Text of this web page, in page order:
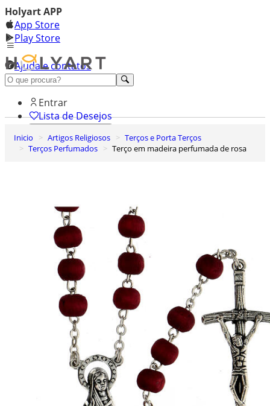
Holyart APP
App Store
Play Store
Ajuda e contatos
Conheça premium
Entrar
Lista de Desejos
0
Carrinho de Compras
Inicio Artigos Religiosos
Terços e Porta Terços
Terços Perfumados
Terço em madeira perfumada de rosa